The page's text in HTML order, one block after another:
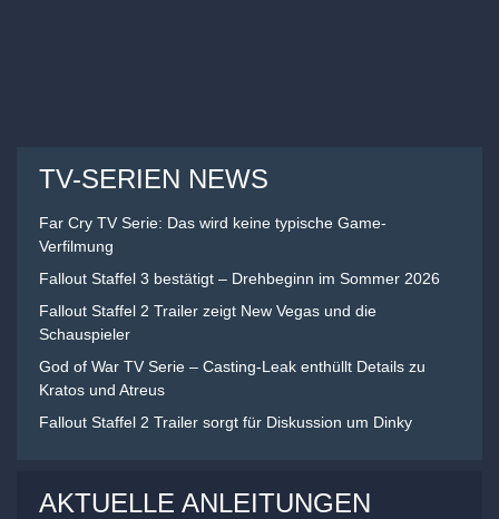
TV-SERIEN NEWS
Far Cry TV Serie: Das wird keine typische Game-
Verfilmung
Fallout Staffel 3 bestätigt – Drehbeginn im Sommer 2026
Fallout Staffel 2 Trailer zeigt New Vegas und die
Schauspieler
God of War TV Serie – Casting-Leak enthüllt Details zu
Kratos und Atreus
Fallout Staffel 2 Trailer sorgt für Diskussion um Dinky
AKTUELLE ANLEITUNGEN